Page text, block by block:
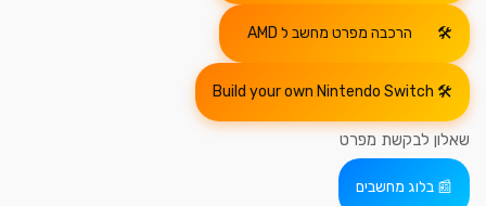
הרכבה מפרט מחשב ל AMD
Build your own Nintendo Switch
שאלון לבקשת מפרט
בלוג מחשבים